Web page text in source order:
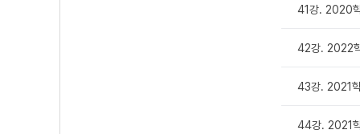
41강. 2020
42강. 2022
43강. 2021
44강. 2021